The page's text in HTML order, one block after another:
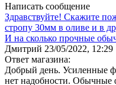
Написать сообщение
Здравствуйте! Скажите
стропу 30мм в оливе и в
И на сколько прочные
Дмитрий 23/05/2022, 12:29
Ответ магазина:
Добрый день. Усиленные
нет надобности. Обычные